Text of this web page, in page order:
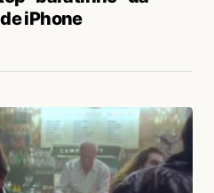
iPhone